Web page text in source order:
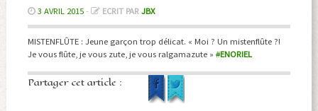
3 AVRIL 2015- ECRIT PAR JBX
MISTENFLÛTE : Jeune garçon trop délicat. « Moi ? Un mistenflûte ?!
Je vous flûte, je vous zute, je vous ralgamazute » #ENORIEL
Partager cet article :